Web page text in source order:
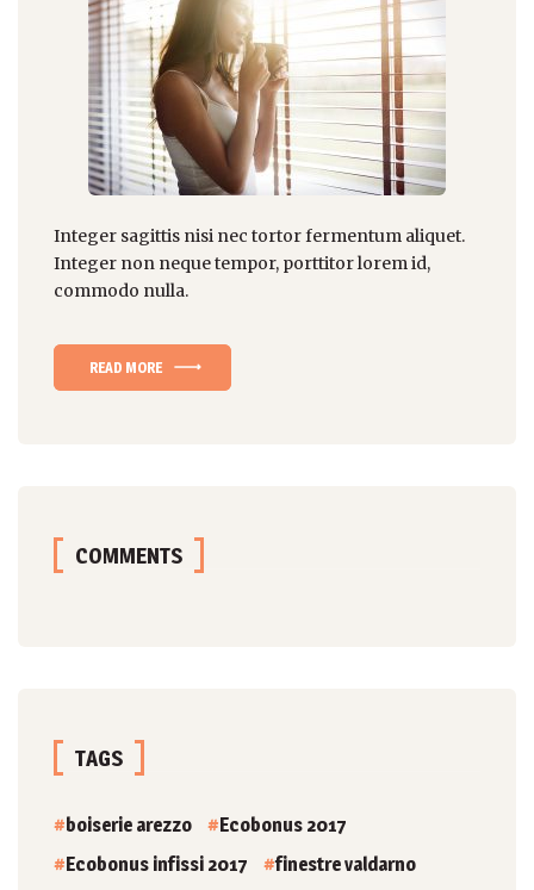
Integer sagittis nisi nec tortor fermentum aliquet.
Integer non neque tempor, porttitor lorem id,
commodo nulla.
READ MORE
COMMENTS
TAGS
boiserie arezzo
Ecobonus 2017
Ecobonus infissi 2017
finestre valdarno